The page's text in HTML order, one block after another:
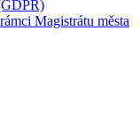
Magistrátu města